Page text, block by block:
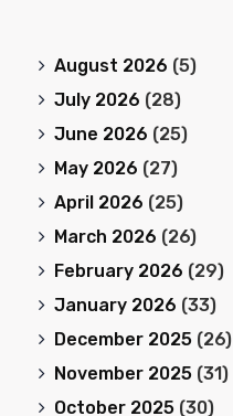
August 2026 (5)
July 2026 (28)
June 2026 (25)
May 2026 (27)
April 2026 (25)
March 2026 (26)
February 2026 (29)
January 2026 (33)
December 2025 (26)
November 2025 (31)
October 2025 (30)